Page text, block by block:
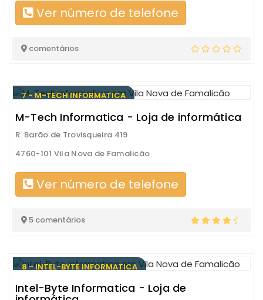
Ver número de telefone
comentários
7 - M-TECH INFORMATICA
M-Tech Informatica - Loja de informática
R. Barão de Trovisqueira 419
4760-101 Vila Nova de Famalicão
Ver número de telefone
5 comentários
8 - INTEL-BYTE INFORMATICA
Intel-Byte Informatica - Loja de